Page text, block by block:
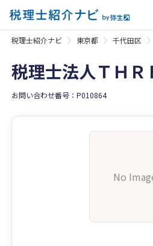
税理士紹介ナビ 東京都 千代田区
税理士法人ＴＨＲ
お問い合わせ番号：P010864
No